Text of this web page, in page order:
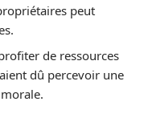
peut
de ressources
dû percevoir une